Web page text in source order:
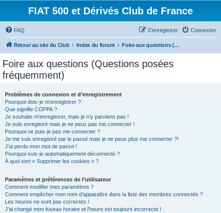
FIAT 500 et Dérivés Club de France
FAQ Connexion
S’enregistrer
Retour au site du Club Index du forum Foire aux questions (Questions posées fréquemment)
Foire aux questions (Questions posées
fréquemment)
Problèmes de connexion et d’enregistrement
Pourquoi dois-je m’enregistrer ?
Que signifie COPPA ?
Je souhaite m’enregistrer, mais je n’y parviens pas !
Je suis enregistré mais je ne peux pas me connecter !
Pourquoi ne puis-je pas me connecter ?
Je me suis enregistré par le passé mais je ne peux plus me connecter ?!
J’ai perdu mon mot de passe !
Pourquoi suis-je automatiquement déconnecté ?
À quoi sert « Supprimer les cookies » ?
Paramètres et préférences de l’utilisateur
Comment modifier mes paramètres ?
Comment empêcher mon nom d’apparaître dans la liste des membres connectés ?
Les heures ne sont pas correctes !
J’ai changé mon fuseau horaire et l’heure est toujours incorrecte !